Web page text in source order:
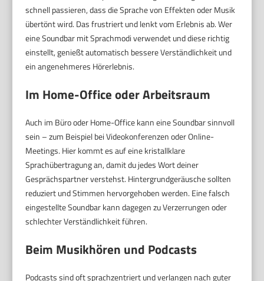
schnell passieren, dass die Sprache von Effekten oder Musik
übertönt wird. Das frustriert und lenkt vom Erlebnis ab. Wer
eine Soundbar mit Sprachmodi verwendet und diese richtig
einstellt, genießt automatisch bessere Verständlichkeit und
ein angenehmeres Hörerlebnis.
Im Home-Office oder Arbeitsraum
Auch im Büro oder Home-Office kann eine Soundbar sinnvoll
sein – zum Beispiel bei Videokonferenzen oder Online-
Meetings. Hier kommt es auf eine kristallklare
Sprachübertragung an, damit du jedes Wort deiner
Gesprächspartner verstehst. Hintergrundgeräusche sollten
reduziert und Stimmen hervorgehoben werden. Eine falsch
eingestellte Soundbar kann dagegen zu Verzerrungen oder
schlechter Verständlichkeit führen.
Beim Musikhören und Podcasts
Podcasts sind oft sprachzentriert und verlangen nach guter